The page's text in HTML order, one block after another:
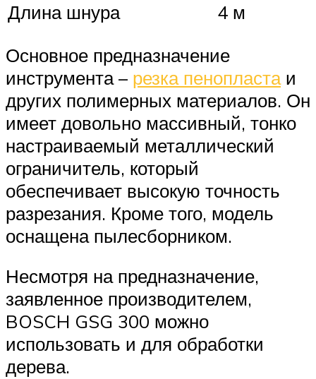
Длина шнура
4 м
Основное предназначение
инструмента – резка пенопластаи
других полимерных материалов. Он
имеет довольно массивный, тонко
настраиваемый металлический
ограничитель, который
обеспечивает высокую точность
разрезания. Кроме того, модель
оснащена пылесборником.
Несмотря на предназначение,
заявленное производителем,
BOSCH GSG 300 можно
использовать и для обработки
дерева.